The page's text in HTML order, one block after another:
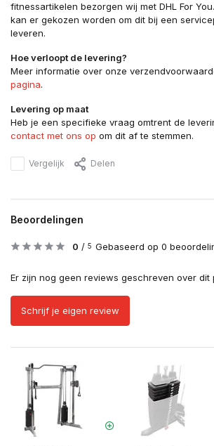
fitnessartikelen bezorgen wij met DHL For
kan er gekozen worden om dit bij een
leveren.
Hoe verloopt de levering?
Meer informatie over onze
pagina.
Levering op maat
Heb je een specifieke vraag omtrent de
contact met ons op om dit af te stemmen.
Vergelijk Delen
Beoordelingen
0 / 5 Gebaseerd op 0
Er zijn nog geen reviews geschreven over dit
Schrijf je eigen review